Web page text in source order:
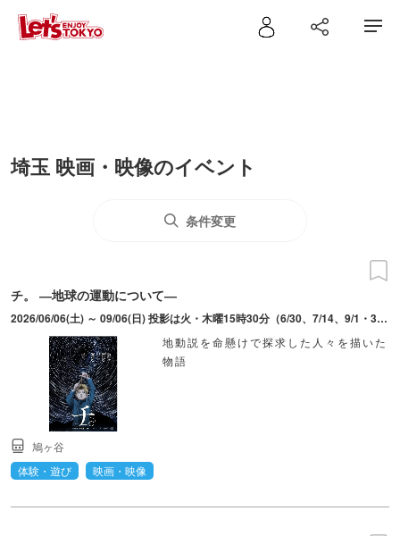
埼玉 映画・映像のイベント
条件変更
チ。 ―地球の運動について―
2026/06/06(土) ～ 09/06(日) 投影は火・木曜15時30分（6/30、7/14、9/1・3を除く）、土曜・日曜・祝日11時30分・13時30分、夏休み期間（7/18（土）～8/30（日））の火曜～金曜（7/21を除く）11時30分・13時30分。その他、投影スケジュールが異なる場合あり、詳しくは科学館HPを確認。休館日は月曜（7/20は開館）。
地動説を命懸けで探求した人々を描いた
物語
鳩ヶ谷
体験・遊び
映画・映像